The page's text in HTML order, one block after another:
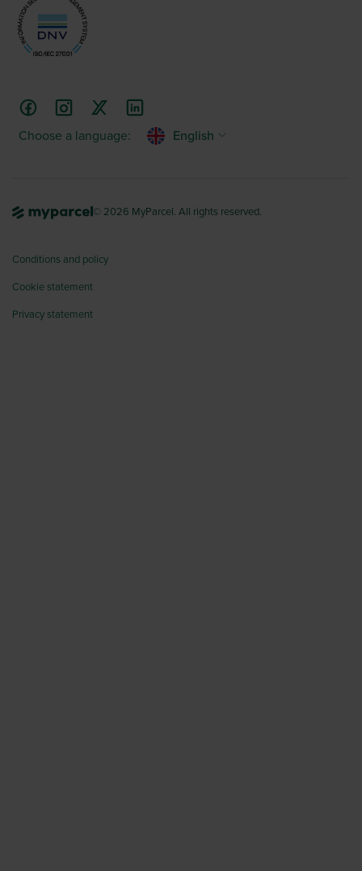
Choose a language: English
© 2026 MyParcel. All rights reserved.
Conditions and policy
Cookie statement
Privacy statement